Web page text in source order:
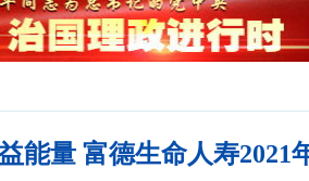
能量 富德生命人寿2021